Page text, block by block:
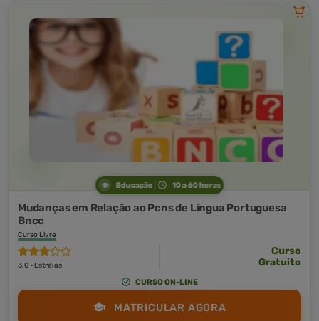
Educação 10 a 60 horas
Mudanças em Relação ao Pcns de Língua Portuguesa
Bncc
Curso Livre
3,0 · Estrelas
Curso
Gratuito
CURSO ON-LINE
MATRICULAR AGORA